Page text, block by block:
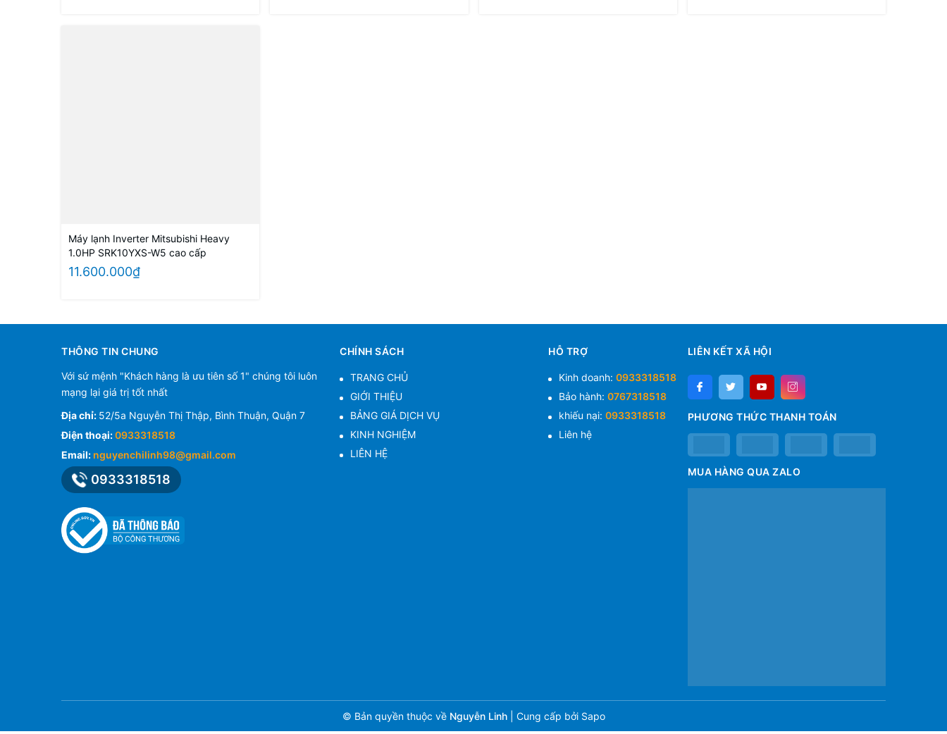
Máy lạnh Inverter Mitsubishi Heavy
1.0HP SRK10YXS-W5 cao cấp
11.600.000₫
THÔNG TIN CHUNG
Với sứ mệnh "Khách hàng là ưu tiên số 1" chúng tôi luôn
mạng lại giá trị tốt nhất
Địa chỉ: 52/5a Nguyễn Thị Thập, Bình Thuận, Quận 7
Điện thoại:0933318518
Email: nguyenchilinh98@gmail.com
0933318518
CHÍNH SÁCH
TRANG CHỦ
GIỚI THIỆU
BẢNG GIÁ DỊCH VỤ
KINH NGHIỆM
LIÊN HỆ
HỖ TRỢ
Kinh doanh:0933318518
Bảo hành:0767318518
khiếu nại:0933318518
Liên hệ
LIÊN KẾT XÃ HỘI
PHƯƠNG THỨC THANH TOÁN
MUA HÀNG QUA ZALO
© Bản quyền thuộc về Nguyễn Linh Cung cấp bởi Sapo